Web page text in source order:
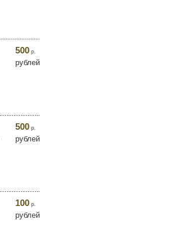
500 р.
рублей
500 р.
рублей
100 р.
рублей